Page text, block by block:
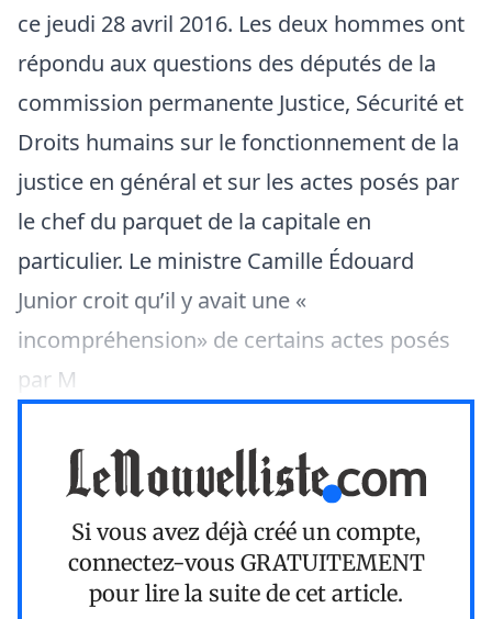
ce jeudi 28 avril 2016. Les deux hommes ont
répondu aux questions des députés de la
commission permanente Justice, Sécurité et
Droits humains sur le fonctionnement de la
justice en général et sur les actes posés par
le chef du parquet de la capitale en
particulier. Le ministre Camille Édouard
Junior croit qu’il y avait une «
incompréhension» de certains actes posés
par M
Si vous avez déjà créé un compte,
connectez-vous GRATUITEMENT
pour lire la suite de cet article.